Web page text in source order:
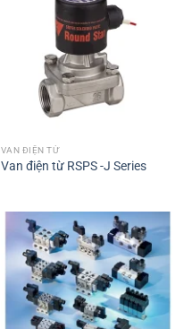
VAN ĐIỆN TỪ
Van điện từ RSPS -J Series